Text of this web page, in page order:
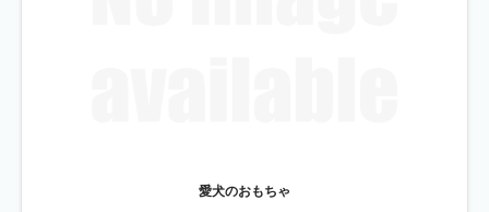
愛犬のおもちゃ